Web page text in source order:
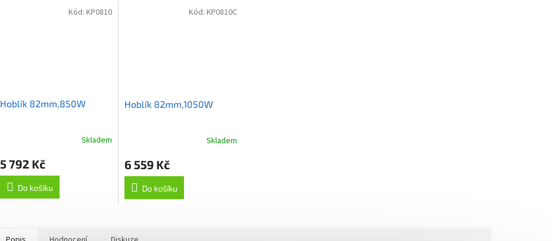
Hoblík 82mm,850W
Skladem
5 792 Kč
Do košíku
Kód: KP0810
Hoblík 82mm,1050W
Skladem
6 559 Kč
Do košíku
Kód: KP0810C